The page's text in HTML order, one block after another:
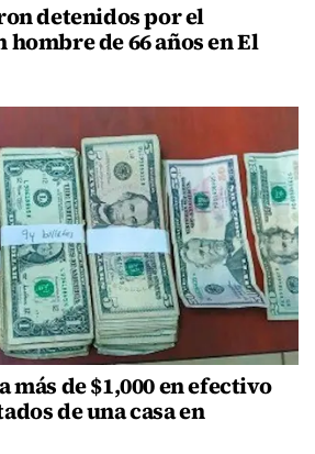
detenidos por el
de 66 años en El
de $1,000 en efectivo
de una casa en